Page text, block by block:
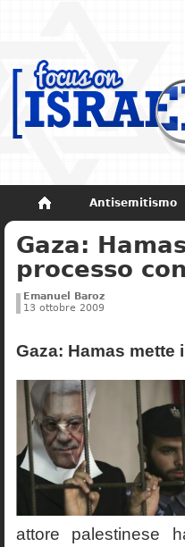
Antisemitismo
Non dimenticare
Gaza:
processo
Emanuel Baroz
13 ottobre 2009
Gaza: Hamas
attore palestinese